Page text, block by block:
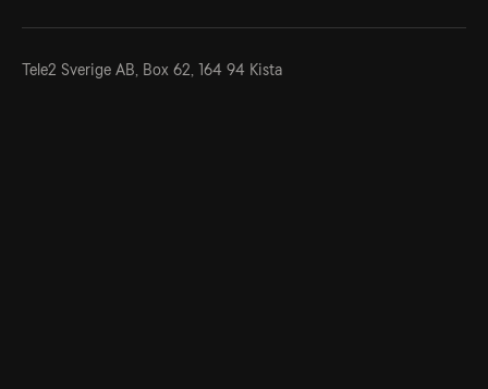
Tele2 Sverige AB, Box 62, 164 94 Kista